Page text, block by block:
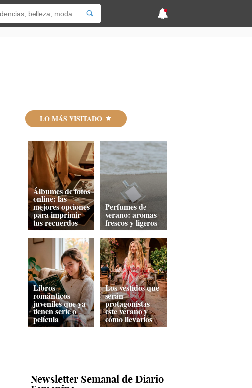
LO MÁS VISITADO
Álbumes de fotos
online: las
mejores opciones
para imprimir
tus recuerdos
Perfumes de
verano: aromas
frescos y ligeros
Libros
románticos
juveniles que ya
tienen serie o
película
Los vestidos que
serán
protagonistas
este verano y
cómo llevarlos
Newsletter Semanal de Diario